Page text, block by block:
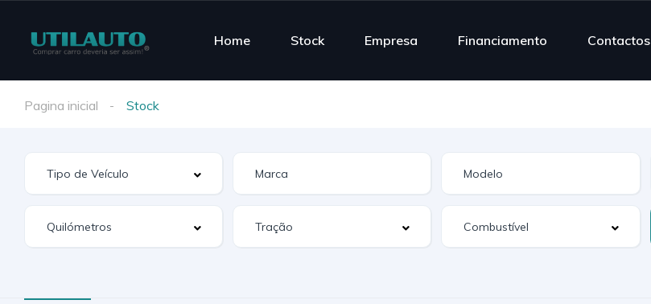
Home Stock Empresa Financiamento Contactos
Pagina inicial Stock